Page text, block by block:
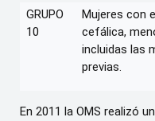
GRUPO
10
Mujeres con
cefálica,
incluidas las
previas.
En 2011 la OMS realizó